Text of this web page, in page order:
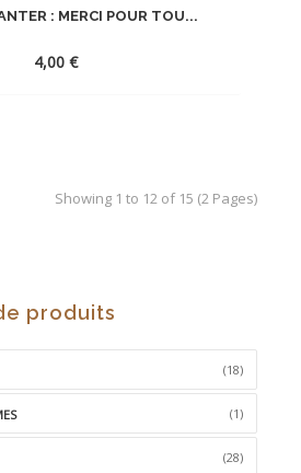
LA
: MERCI POUR TOU...
4,00 €
LA
Showing 1 to 12 of 15 (2 Pages)
produits
(18)
(1)
(28)